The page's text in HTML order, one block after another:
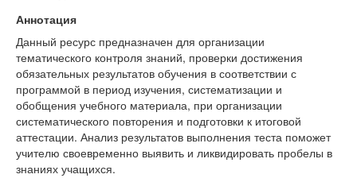
Аннотация
Данный ресурс предназначен для организации
тематического контроля знаний, проверки достижения
обязательных результатов обучения в соответствии с
программой в период изучения, систематизации и
обобщения учебного материала, при организации
систематического повторения и подготовки к итоговой
аттестации. Анализ результатов выполнения теста поможет
учителю своевременно выявить и ликвидировать пробелы в
знаниях учащихся.